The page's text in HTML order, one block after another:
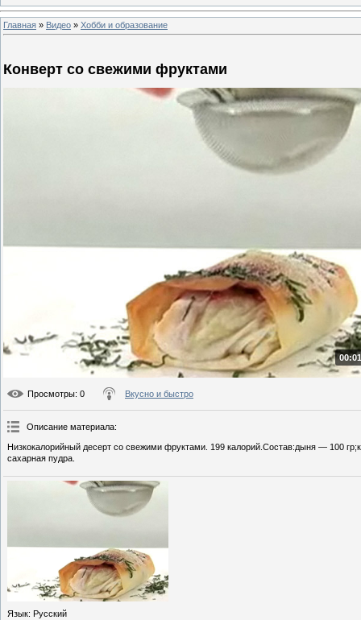
Главная » Видео » Хобби и образование
Конверт со свежими фруктами
Просмотры: 0 Вкусно и быстро
Описание материала:
Низкокалорийный десерт со свежими фруктами. 199 калорий.Состав:дыня — 100
сахарная пудра.
Язык: Русский